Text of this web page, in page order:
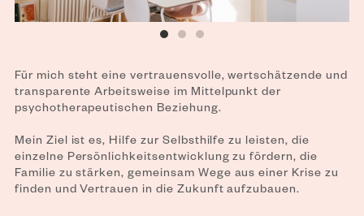
Für mich steht eine vertrauensvolle, wertschätzende und
transparente Arbeitsweise im Mittelpunkt der
psychotherapeutischen Beziehung.
Mein Ziel ist es, Hilfe zur Selbsthilfe zu leisten, die
einzelne Persönlichkeitsentwicklung zu fördern, die
Familie zu stärken, gemeinsam Wege aus einer Krise zu
finden und Vertrauen in die Zukunft aufzubauen.